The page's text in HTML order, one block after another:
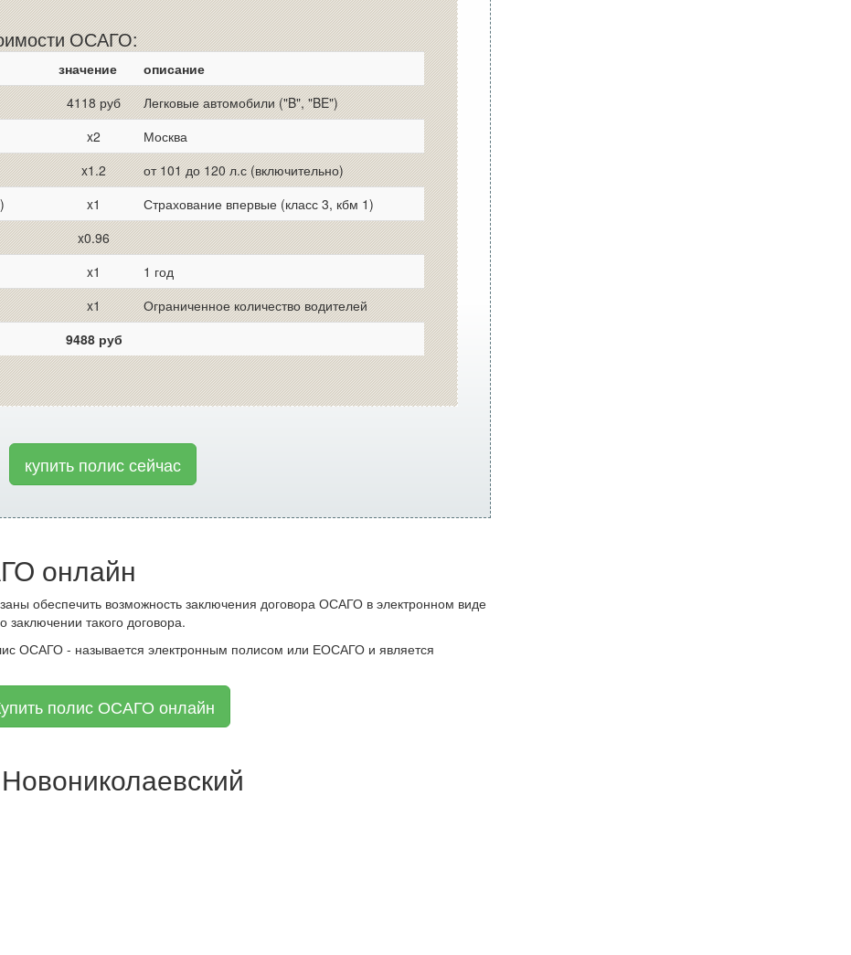
ОСАГО:
значение
описание
4118 руб
Легковые автомобили ("B", "BE")
x2
Москва
x1.2
от 101 до 120 л.с (включительно)
x1
Страхование впервые (класс 3, кбм 1)
x0.96
x1
1 год
x1
Ограниченное количество водителей
9488 руб
купить полис сейчас
онлайн
обеспечить возможность заключения договора ОСАГО в электронном виде
такого договора.
ОСАГО - называется электронным полисом или ЕОСАГО и является
полис ОСАГО онлайн